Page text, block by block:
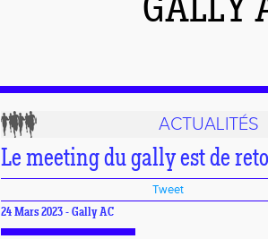
GALLY
ACTUALITÉS
Le meeting du gally est de
Tweet
24 Mars 2023 - Gally AC